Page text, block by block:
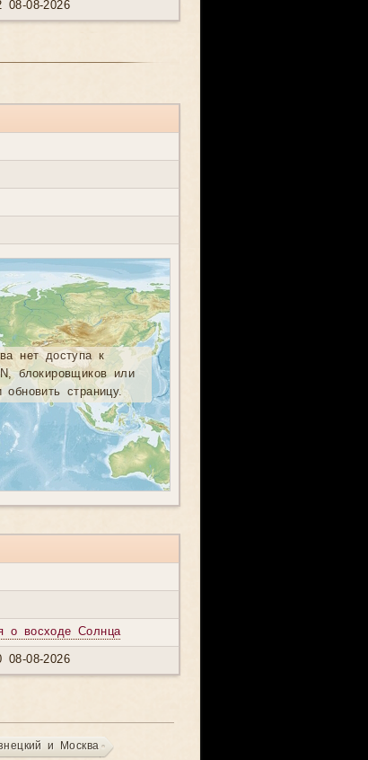
08-08-2026
нет доступа к
блокировщиков или
страницу.
о восходе Солнца
08-08-2026
и Москва